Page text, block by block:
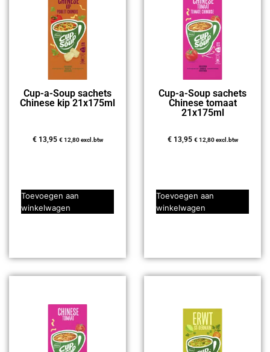
Cup-a-Soup sachets
Chinese kip 21x175ml
€13,95 €12,80excl.btw
Toevoegen aan
winkelwagen
Cup-a-Soup sachets
Chinese tomaat
21x175ml
€13,95 €12,80excl.btw
Toevoegen aan
winkelwagen